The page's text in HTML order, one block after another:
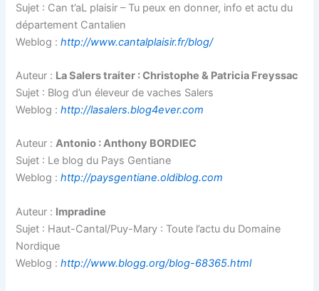
Sujet : Can t’aL plaisir – Tu peux en donner, info et actu du
département Cantalien
Weblog :http://www.cantalplaisir.fr/blog/
Auteur : La Salers traiter : Christophe & Patricia Freyssac
Sujet : Blog d’un éleveur de vaches Salers
Weblog :http://lasalers.blog4ever.com
Auteur :Antonio : Anthony BORDIEC
Sujet : Le blog du Pays Gentiane
Weblog :http://paysgentiane.oldiblog.com
Auteur : Impradine
Sujet : Haut-Cantal/Puy-Mary : Toute l’actu du Domaine
Nordique
Weblog :http://www.blogg.org/blog-68365.html